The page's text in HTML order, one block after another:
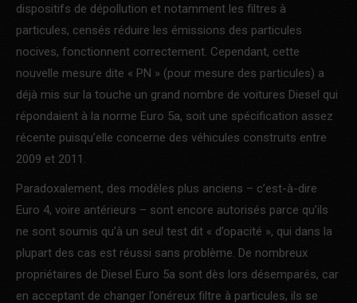
dispositifs de dépollution et notamment les filtres à
particules, censés réduire les émissions des particules
nocives, fonctionnent correctement. Cependant, cette
nouvelle mesure dite « PN » (pour mesure des particules) a
déjà mis sur la touche un grand nombre de voitures Diesel qui
répondaient à la norme Euro 5a, soit une spécification assez
récente puisqu’elle concerne des véhicules construits entre
2009 et 2011.
Paradoxalement, des modèles plus anciens – c’est-à-dire
Euro 4, voire antérieurs – sont encore autorisés parce qu’ils
ne sont soumis qu’à un seul test dit « d’opacité », qui dans la
plupart des cas est réussi sans problème. De nombreux
propriétaires de Diesel Euro 5a sont dès lors désemparés, car
en acceptant de changer l’onéreux filtre à particules, ils se